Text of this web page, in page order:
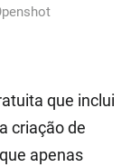
que inclui
criação de
apenas